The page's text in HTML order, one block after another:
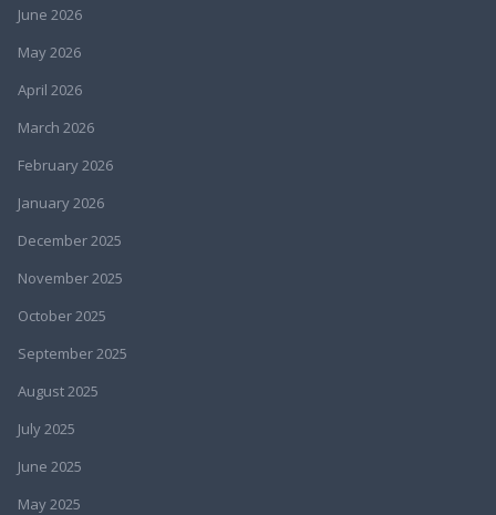
June 2026
May 2026
April 2026
March 2026
February 2026
January 2026
December 2025
November 2025
October 2025
September 2025
August 2025
July 2025
June 2025
May 2025